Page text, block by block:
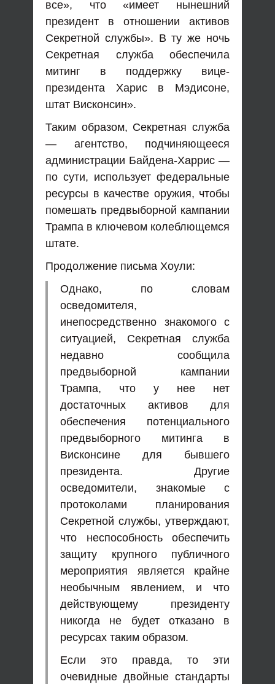
все», что «имеет нынешний
президент в отношении активов
Секретной службы». В ту же ночь
Секретная служба обеспечила
митинг в поддержку вице-
президента Харис в Мэдисоне,
штат Висконсин».
Таким образом, Секретная служба
— агентство, подчиняющееся
администрации Байдена-Харрис —
по сути, использует федеральные
ресурсы в качестве оружия, чтобы
помешать предвыборной кампании
Трампа в ключевом колеблющемся
штате.
Продолжение письма Хоули:
Однако, по словам
осведомителя,
инепосредственно знакомого с
ситуацией, Секретная служба
недавно сообщила
предвыборной кампании
Трампа, что у нее нет
достаточных активов для
обеспечения потенциального
предвыборного митинга в
Висконсине для бывшего
президента. Другие
осведомители, знакомые с
протоколами планирования
Секретной службы, утверждают,
что неспособность обеспечить
защиту крупного публичного
мероприятия является крайне
необычным явлением, и что
действующему президенту
никогда не будет отказано в
ресурсах таким образом.
Если это правда, то эти
очевидные двойные стандарты